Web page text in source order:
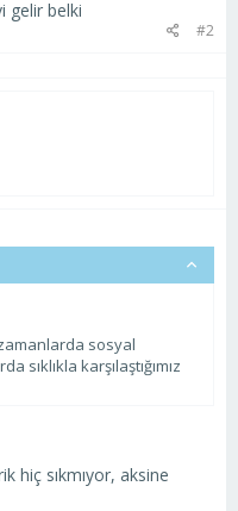
gelir belki
#2
sosyal
sıklıkla karşılaştığımız
hiç sıkmıyor, aksine